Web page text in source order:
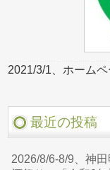
2021/3/1、ホーム
最近の投稿
2026/8/6-8/9、神